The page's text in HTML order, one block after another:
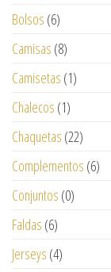
Bolsos (6)
Camisas (8)
Camisetas (1)
Chalecos (1)
Chaquetas (22)
Complementos (6)
Conjuntos (0)
Faldas (6)
Jerseys (4)